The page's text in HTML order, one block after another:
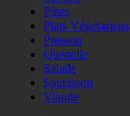
Pâtes
Plats Végétariens
Poisson
Quenelle
Salade
Saucisson
Viande